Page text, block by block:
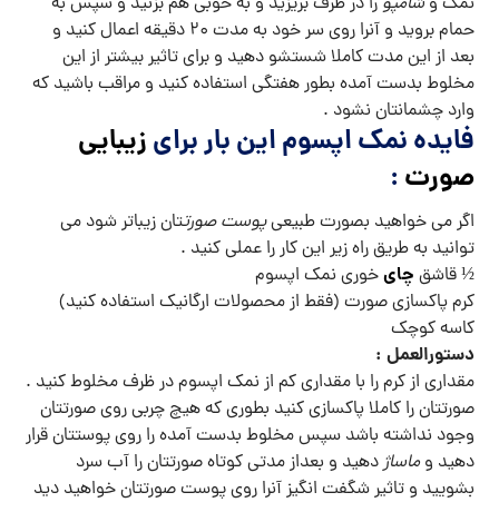
حمام بروید و آنرا روی سر خود به مدت ۲۰ دقیقه اعمال کنید و
بعد از این مدت کاملا شستشو دهید و برای تاثیر بیشتر از این
مخلوط بدست آمده بطور هفتگی استفاده کنید و مراقب باشید که
وارد چشمانتان نشود .
فایده نمک اپسوم این بار برایزیبایی
صورت :
اگر می خواهید بصورت طبیعیپوست صورتتان زیباتر شود می
توانید به طریق راه زیر این کار را عملی کنید .
½ قاشق چایخوری نمک اپسوم
کرم پاکسازی صورت (فقط از محصولات ارگانیک استفاده کنید)
کاسه کوچک
دستورالعمل :
مقداری از کرم را با مقداری کم از نمک اپسوم در ظرف مخلوط کنید .
صورتتان را کاملا پاکسازی کنید بطوری که هیچ چربی روی صورتتان
وجود نداشته باشد سپس مخلوط بدست آمده را روی پوستتان قرار
دهید وماساژدهید و بعداز مدتی کوتاه صورتتان را آب سرد
بشویید و تاثیر شگفت انگیز آنرا روی پوست صورتتان خواهید دید